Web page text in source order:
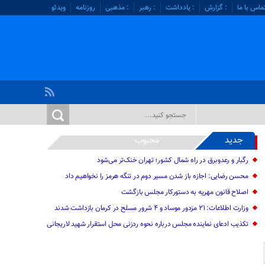
با ما : گزارش : یادداشت : رهبر : مذهبی روزنامه ویدئو
جدید محبوب
رگبار و رعدوبرق در راه شمال کشور؛ تهران خنک‌تر می‌شود
محسن رضایی: اجازه باز شدن مسیر دوم در تنگه هرمز را نخواهیم داد
اصلاح قانون مهریه به دستورکار مجلس بازگشت
وزارت اطلاعات: ۲۱ مزدور موساد و ۴ شرور مسلح در کرمان بازداشت شدند
تکذیب ادعای نماینده مجلس درباره نحوه ردزنی محل استقرار شهید لاریجانی